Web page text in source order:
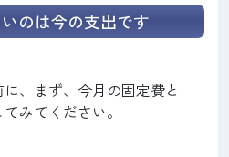
のは今の支出です
、まず、今月の固定費と
みてください。